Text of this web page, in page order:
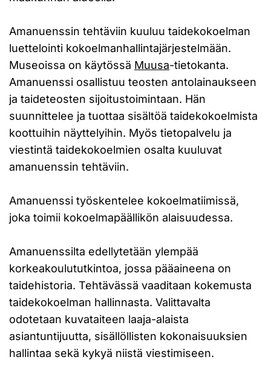
Amanuenssin tehtäviin kuuluu taidekokoelman
luettelointi kokoelmanhallintajärjestelmään.
Museoissa on käytössä Muusa-tietokanta.
Amanuenssi osallistuu teosten antolainaukseen
ja taideteosten sijoitustoimintaan. Hän
suunnittelee ja tuottaa sisältöä taidekokoelmista
koottuihin näyttelyihin. Myös tietopalvelu ja
viestintä taidekokoelmien osalta kuuluvat
amanuenssin tehtäviin.
Amanuenssi työskentelee kokoelmatiimissä,
joka toimii kokoelmapäällikön alaisuudessa.
Amanuenssilta edellytetään ylempää
korkeakoulututkintoa, jossa pääaineena on
taidehistoria. Tehtävässä vaaditaan kokemusta
taidekokoelman hallinnasta. Valittavalta
odotetaan kuvataiteen laaja-alaista
asiantuntijuutta, sisällöllisten kokonaisuuksien
hallintaa sekä kykyä niistä viestimiseen.